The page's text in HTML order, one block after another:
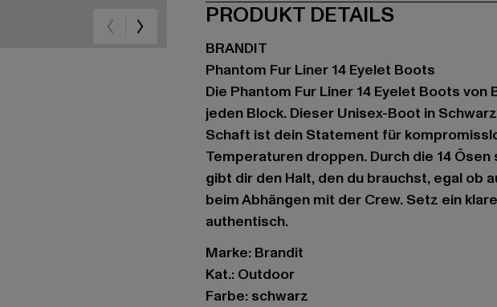
PRODUKT DETAILS
BRANDIT
Phantom Fur Liner 14 Eyelet Boots
Die Phantom Fur Liner 14 Eyelet Boots
jeden Block. Dieser Unisex-Boot in
Schaft ist dein Statement für
Temperaturen droppen. Durch die 14
gibt dir den Halt, den du brauchst, egal ob
beim Abhängen mit der Crew. Setz ein
authentisch.
Marke: Brandit
Kat.: Outdoor
Farbe: schwarz